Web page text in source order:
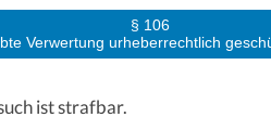
§ 106
Verwertung urheberrechtlich
ist strafbar.